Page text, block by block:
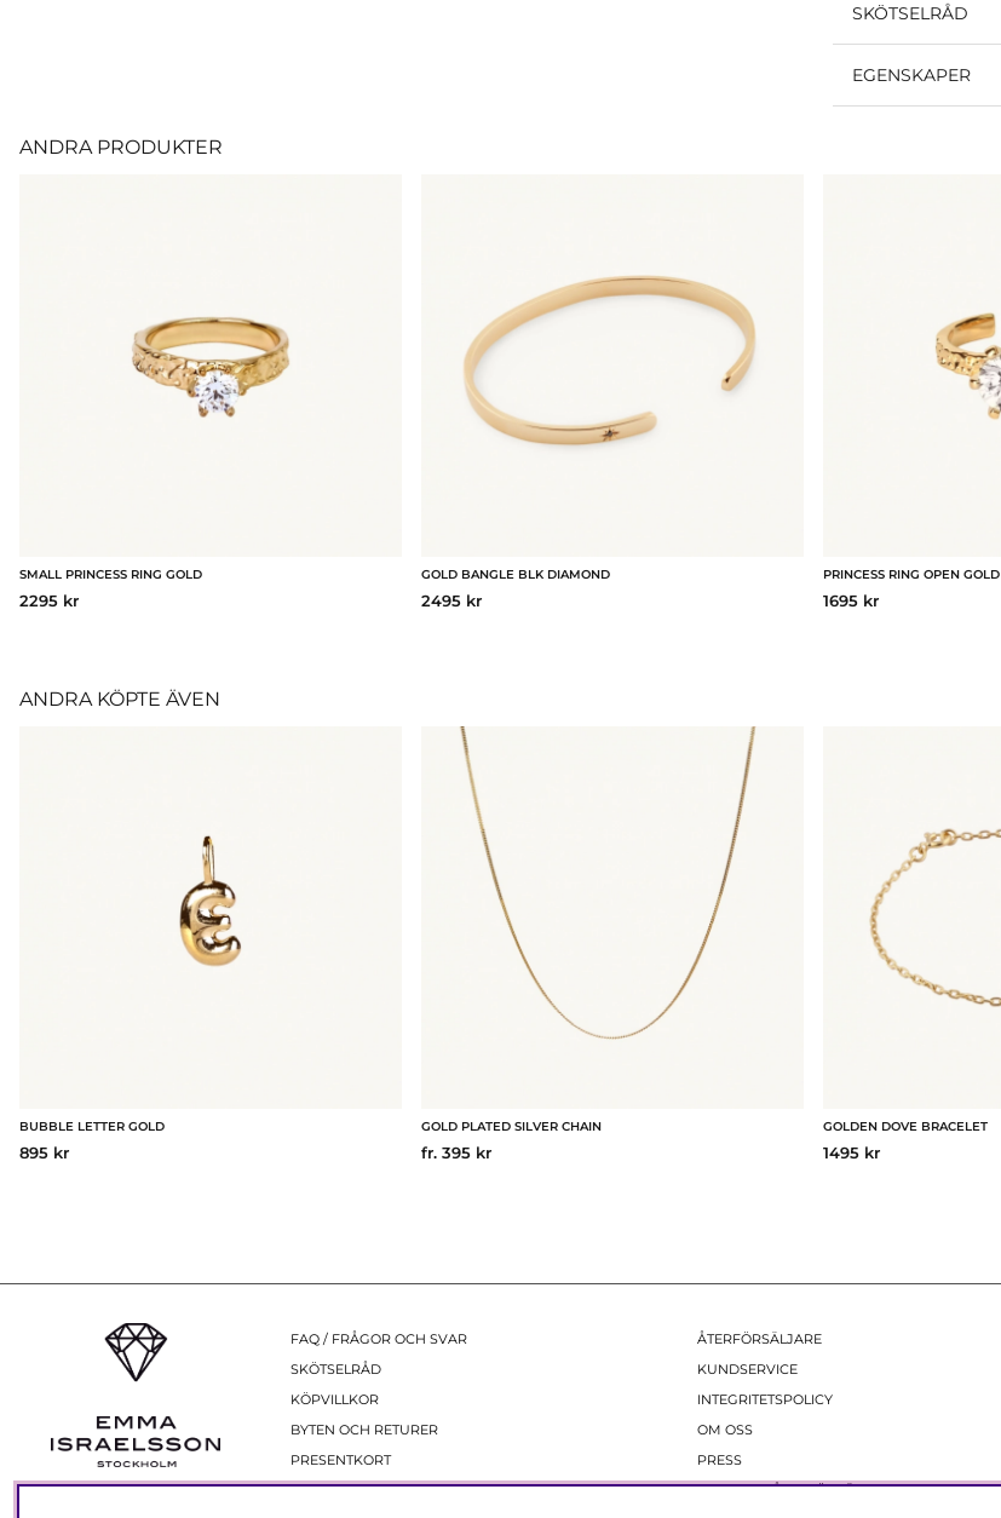
SKÖTSELRÅD
EGENSKAPER
ANDRA PRODUKTER
SMALL PRINCESS RING GOLD
2295 kr
GOLD BANGLE BLK DIAMOND
2495 kr
PRINCESS RING OPEN GOLD
1695 kr
ANDRA KÖPTE ÄVEN
BUBBLE LETTER GOLD
895 kr
GOLD PLATED SILVER CHAIN
fr. 395 kr
GOLDEN DOVE BRACELET
1495 kr
FAQ / FRÅGOR OCH SVAR
SKÖTSELRÅD
KÖPVILLKOR
BYTEN OCH RETURER
PRESENTKORT
ÅTERFÖRSÄLJARE
KUNDSERVICE
INTEGRITETSPOLICY
OM OSS
PRESS
BILDBANK ÅTERFÖRSÄLJARE